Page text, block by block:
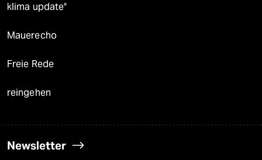
klima update°
Mauerecho
Freie Rede
reingehen
Newsletter